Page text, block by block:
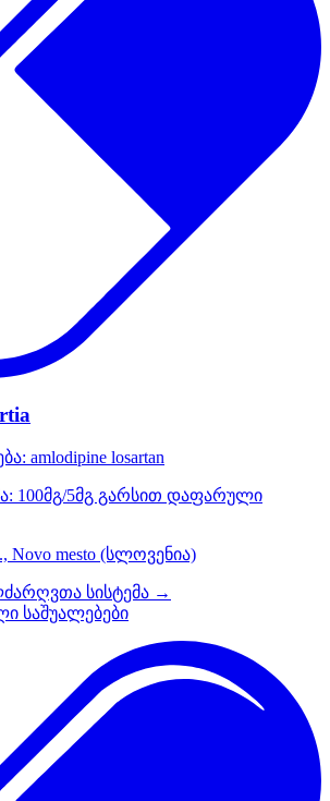
amlodipine losartan
100მგ/5მგ გარსით დაფარული
Novo mesto (სლოვენია)
სისტემა →
საშუალებები